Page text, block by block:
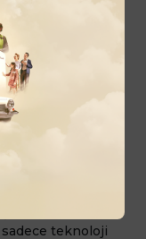
faydalanmaktan
bu değişimleri
geliştirme
teknolojileri
olarak
teknoloji